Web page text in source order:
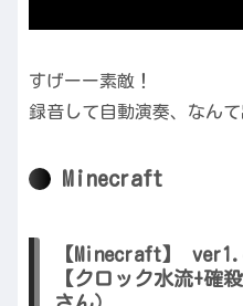
すげーー素敵！
録音して自動演奏、なんて
Minecraft
【Minecraft】
【クロック水流+確